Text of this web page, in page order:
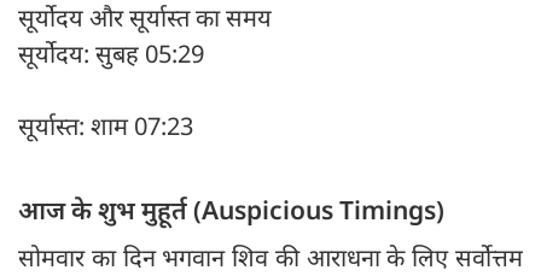
सूर्योदय और सूर्यास्त का समय
सूर्योदय: सुबह 05:29
सूर्यास्त: शाम 07:23
आज के शुभ मुहूर्त (Auspicious Timings)
सोमवार का दिन भगवान शिव की आराधना के लिए सर्वोत्तम